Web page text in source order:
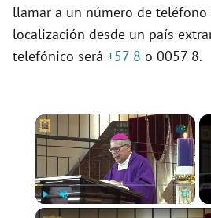
llamar a un número de teléfono
localización desde un país
telefónico será +57 8 o 0057 8.
×